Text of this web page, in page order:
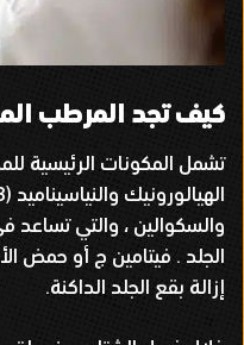
كيف تجد المرطب
تشمل المكونات الرئيسية
الهيالورونيك والنياسيناميد (B3)
والسكوالين ، والتي
الجلد . فيتامين ج أو حمض
إزالة بقع الجلد الداكنة.